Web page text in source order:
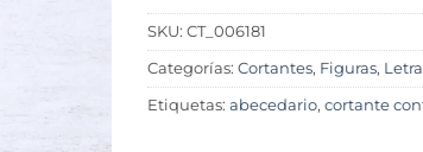
SKU: CT_006181
Categorías: Cortantes, Figuras,
Etiquetas: abecedario, cortante